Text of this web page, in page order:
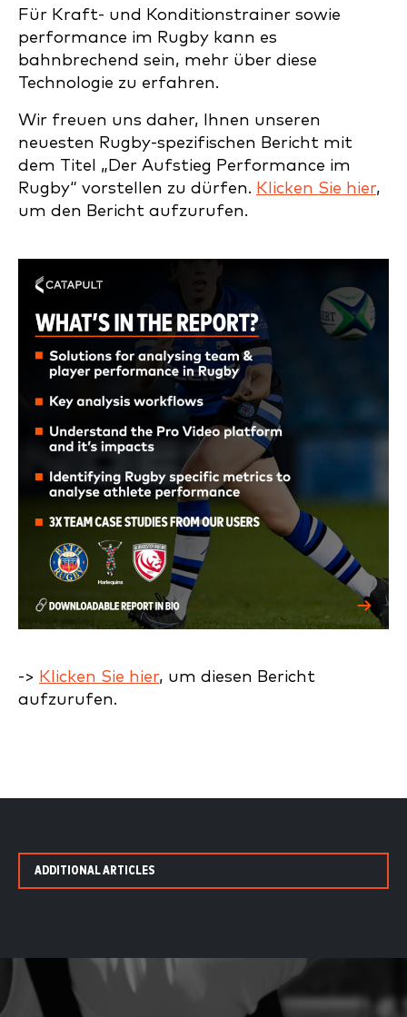
Für Kraft- und Konditionstrainer sowie
performance im Rugby kann es
bahnbrechend sein, mehr über diese
Technologie zu erfahren.
Wir freuen uns daher, Ihnen unseren
neuesten Rugby-spezifischen Bericht mit
dem Titel „Der Aufstieg Performance im
Rugby“ vorstellen zu dürfen. Klicken Sie hier,
um den Bericht aufzurufen.
-> Klicken Sie hier, um diesen Bericht
aufzurufen.
ADDITIONAL ARTICLES